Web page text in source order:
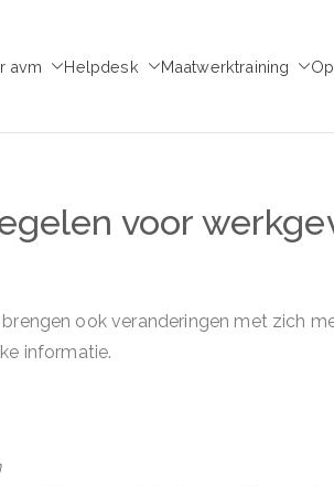
- ondernemingsraad
avm Helpdesk Maatwerktraining
voor
ook veranderingen met zich
informatie.